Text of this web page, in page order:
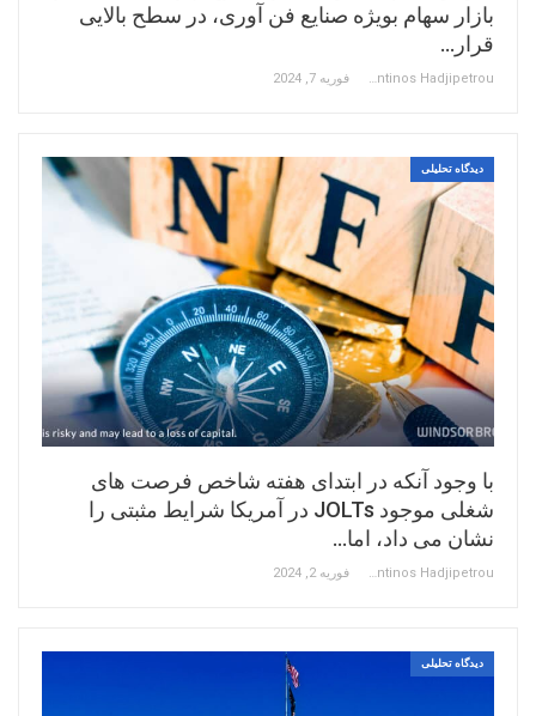
بازار سهام بویژه صنایع فن آوری، در سطح بالایی
قرار…
Constantinos Hadjipetrou فوریه 7, 2024
دیدگاه تحلیلی
با وجود آنکه در ابتدای هفته شاخص فرصت های
شغلی موجود JOLTs در آمریکا شرایط مثبتی را
نشان می داد، اما…
Constantinos Hadjipetrou فوریه 2, 2024
دیدگاه تحلیلی